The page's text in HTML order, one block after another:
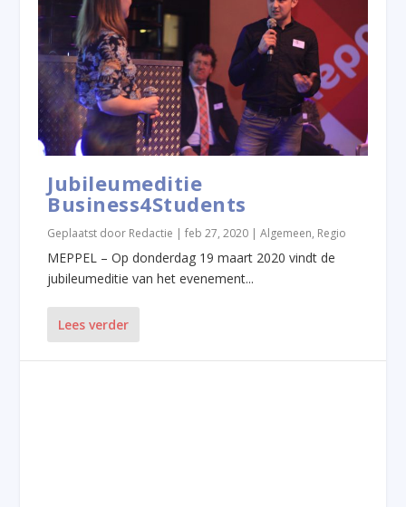
Jubileumeditie
Business4Students
Geplaatst door Redactie |feb 27, 2020 |Algemeen, Regio
MEPPEL – Op donderdag 19 maart 2020 vindt de
jubileumeditie van het evenement...
Lees verder